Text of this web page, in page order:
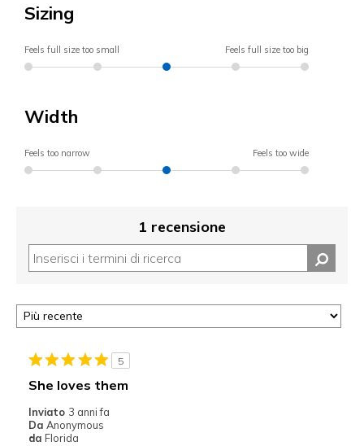
Sizing
Feels full size too small Feels full size too big
Width
Feels too narrow Feels too wide
1 recensione
5
She loves them
Inviato 3 anni fa
Da Anonymous
da Florida